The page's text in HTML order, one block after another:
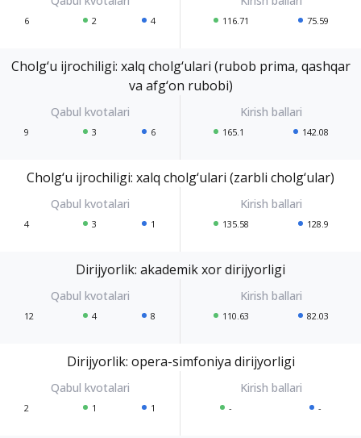
6 2 4 116.71 75.59
Cholg‘u ijrochiligi: xalq cholg‘ulari (rubob prima, qashqar
va afg‘on rubobi)
9 3 6 165.1 142.08
Cholg‘u ijrochiligi: xalq cholg‘ulari (zarbli cholg‘ular)
4 3 1 135.58 128.9
Dirijyorlik: akademik xor dirijyorligi
12 4 8 110.63 82.03
Dirijyorlik: opera-simfoniya dirijyorligi
2 1 1 - -